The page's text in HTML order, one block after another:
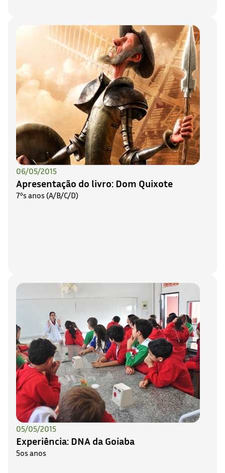
06/05/2015
Apresentação do livro: Dom Quixote
7ºs anos (A/B/C/D)
05/05/2015
Experiência: DNA da Goiaba
5os anos